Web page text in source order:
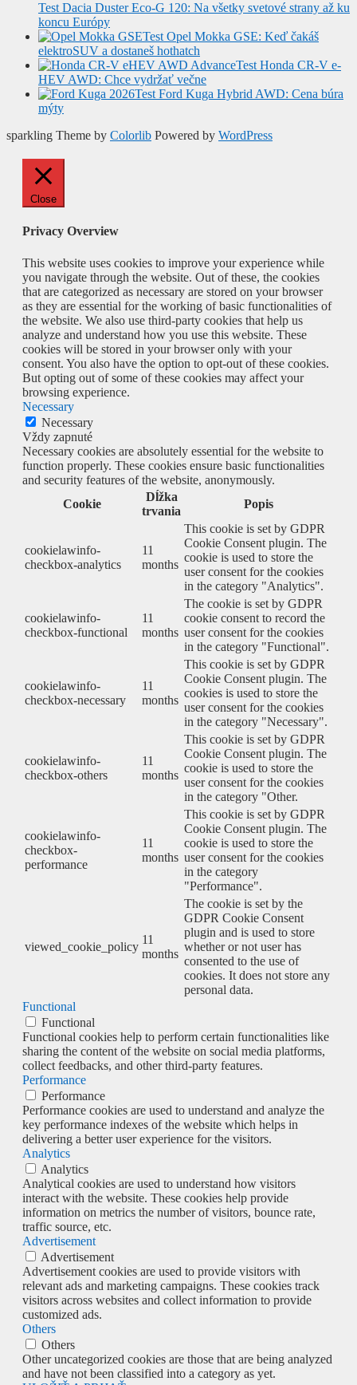
Test Dacia Duster Eco-G 120: Na všetky svetové strany až ku
koncu Európy
Test Opel Mokka GSE: Keď čakáš
elektroSUV a dostaneš hothatch
Test Honda CR-V e-
HEV AWD: Chce vydržať večne
Test Ford Kuga Hybrid AWD: Cena búra
mýty
sparkling Theme by Colorlib Powered by WordPress
Close
Privacy Overview
This website uses cookies to improve your experience while
you navigate through the website. Out of these, the cookies
that are categorized as necessary are stored on your browser
as they are essential for the working of basic functionalities of
the website. We also use third-party cookies that help us
analyze and understand how you use this website. These
cookies will be stored in your browser only with your
consent. You also have the option to opt-out of these cookies.
But opting out of some of these cookies may affect your
browsing experience.
Necessary
Necessary
Vždy zapnuté
Necessary cookies are absolutely essential for the website to
function properly. These cookies ensure basic functionalities
and security features of the website, anonymously.
Cookie
Dĺžka
trvania
Popis
cookielawinfo-
checkbox-analytics
11
months
This cookie is set by GDPR
Cookie Consent plugin. The
cookie is used to store the
user consent for the cookies
in the category "Analytics".
cookielawinfo-
checkbox-functional
11
months
The cookie is set by GDPR
cookie consent to record the
user consent for the cookies
in the category "Functional".
cookielawinfo-
checkbox-necessary
11
months
This cookie is set by GDPR
Cookie Consent plugin. The
cookies is used to store the
user consent for the cookies
in the category "Necessary".
cookielawinfo-
checkbox-others
11
months
This cookie is set by GDPR
Cookie Consent plugin. The
cookie is used to store the
user consent for the cookies
in the category "Other.
cookielawinfo-
checkbox-
performance
11
months
This cookie is set by GDPR
Cookie Consent plugin. The
cookie is used to store the
user consent for the cookies
in the category
"Performance".
viewed_cookie_policy
11
months
The cookie is set by the
GDPR Cookie Consent
plugin and is used to store
whether or not user has
consented to the use of
cookies. It does not store any
personal data.
Functional
Functional
Functional cookies help to perform certain functionalities like
sharing the content of the website on social media platforms,
collect feedbacks, and other third-party features.
Performance
Performance
Performance cookies are used to understand and analyze the
key performance indexes of the website which helps in
delivering a better user experience for the visitors.
Analytics
Analytics
Analytical cookies are used to understand how visitors
interact with the website. These cookies help provide
information on metrics the number of visitors, bounce rate,
traffic source, etc.
Advertisement
Advertisement
Advertisement cookies are used to provide visitors with
relevant ads and marketing campaigns. These cookies track
visitors across websites and collect information to provide
customized ads.
Others
Others
Other uncategorized cookies are those that are being analyzed
and have not been classified into a category as yet.